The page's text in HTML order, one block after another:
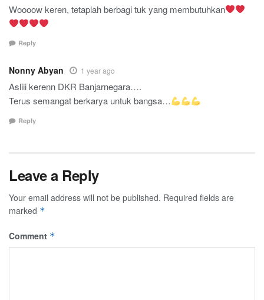
Woooow keren, tetaplah berbagi tuk yang membutuhkan
Reply
Nonny Abyan 1 year ago
Asliii kerenn DKR Banjarnegara….
Terus semangat berkarya untuk bangsa…
Reply
Leave a Reply
Your email address will not be published. Required fields are
marked *
Comment *